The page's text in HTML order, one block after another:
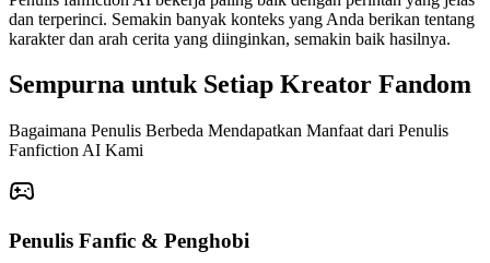
dan terperinci. Semakin banyak konteks yang Anda berikan tentang
karakter dan arah cerita yang diinginkan, semakin baik hasilnya.
Sempurna untuk Setiap Kreator Fandom
Bagaimana Penulis Berbeda Mendapatkan Manfaat dari Penulis
Fanfiction AI Kami
Penulis Fanfic & Penghobi